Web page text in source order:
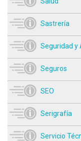
Sastrería
Seguridad y
Seguros
SEO
Serigrafía
Servicio